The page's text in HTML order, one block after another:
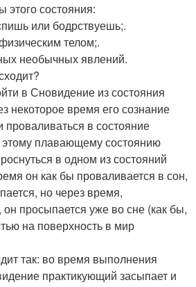
этого состояния:
или бодрствуешь;.
телом;.
необычных явлений.
в Сновидение из состояния
некоторое время его сознание
проваливаться в состояние
плавающему состоянию
в одном из состояний
он как бы проваливается в сон,
но через время,
просыпается уже во сне (как бы,
на поверхность в мир
так: во время выполнения
практикующий засыпает и